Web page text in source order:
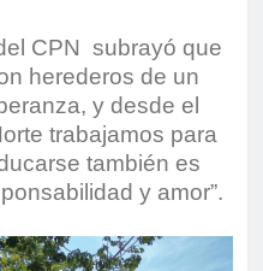
CPN subrayó que
herederos de un
y desde el
trabajamos para
también es
y amor”.